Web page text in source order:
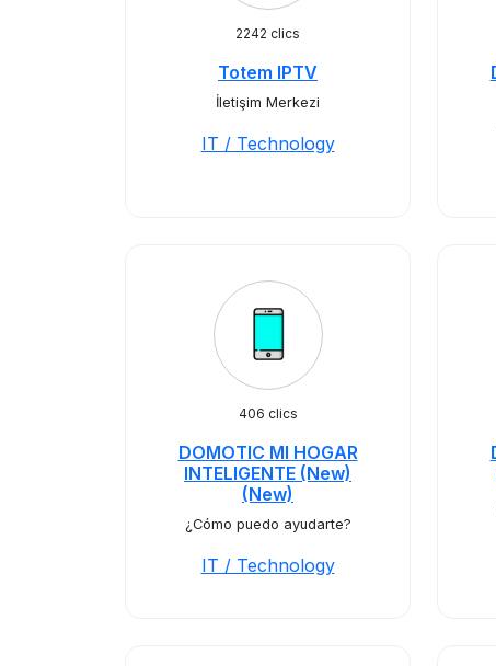
2242 clics
Totem IPTV
İletişim Merkezi
IT / Technology
406 clics
DOMOTIC MI HOGAR
INTELIGENTE (New)
(New)
¿Cómo puedo ayudarte?
IT / Technology